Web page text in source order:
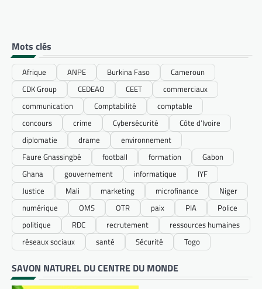
Mots clés
Afrique ANPE Burkina Faso
Cameroun
CDK Group
CEDEAO CEET
commerciaux
communication
Comptabilité
comptable
concours
crime Cybersécurité
Côte d’Ivoire
diplomatie
drame
environnement
Faure Gnassingbé
football formation
Gabon
Ghana
gouvernement informatique
IYF
Justice
Mali marketing microfinance
Niger
numérique
OMS OTR paix PIA
Police
politique
RDC recrutement
ressources humaines
réseaux sociaux
santé Sécurité Togo
SAVON NATUREL DU CENTRE DU MONDE